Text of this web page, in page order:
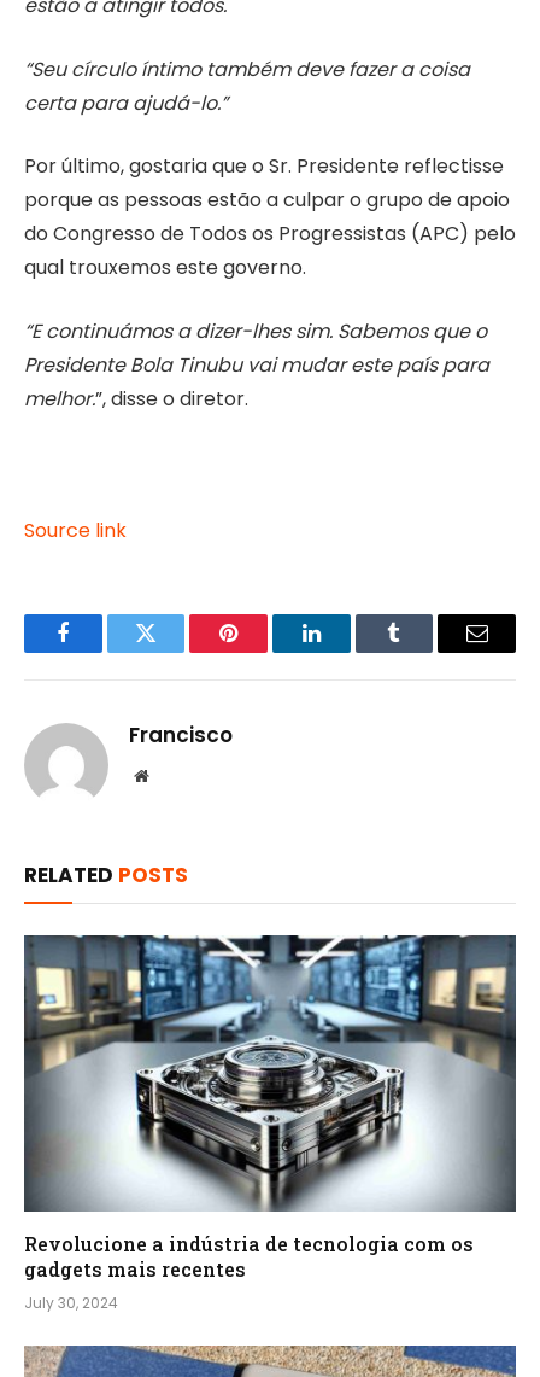
“Seu círculo íntimo também deve fazer a coisa
certa para ajudá-lo.”
Por último, gostaria que o Sr. Presidente reflectisse
porque as pessoas estão a culpar o grupo de apoio
do Congresso de Todos os Progressistas (APC) pelo
qual trouxemos este governo.
“E continuámos a dizer-lhes sim. Sabemos que o
Presidente Bola Tinubu vai mudar este país para
melhor.”, disse o diretor.
Source link
FacebookTwitter Pinterest LinkedInTumblr Email
Francisco
Website
RELATED POSTS
Revolucione a indústria de tecnologia com os
gadgets mais recentes
July 30, 2024